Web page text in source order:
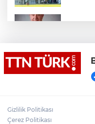
Yeni
Gizlilik Politikası
Çerez Politikası